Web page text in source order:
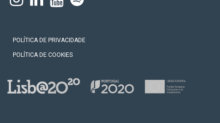
POLÍTICA DE PRIVACIDADE
POLÍTICA DE COOKIES